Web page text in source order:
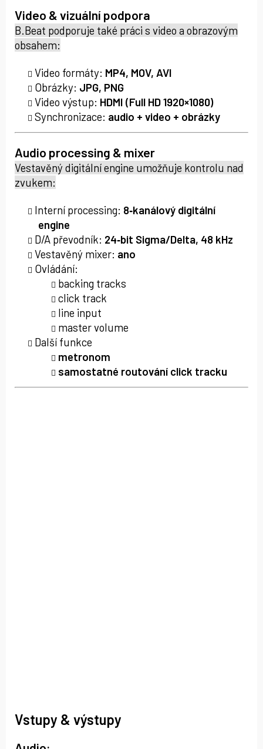
Video & vizuální podpora
B.Beat podporuje také práci s video a obrazovým
obsahem:
Video formáty: MP4, MOV, AVI
Obrázky: JPG, PNG
Video výstup: HDMI (Full HD 1920×1080)
Synchronizace: audio + video + obrázky
Audio processing & mixer
Vestavěný digitální engine umožňuje kontrolu nad
zvukem:
Interní processing: 8‑kanálový digitální
engine
D/A převodník: 24‑bit Sigma/Delta, 48 kHz
Vestavěný mixer: ano
Ovládání:
backing tracks
click track
line input
master volume
Další funkce
metronom
samostatné routování click tracku
Vstupy & výstupy